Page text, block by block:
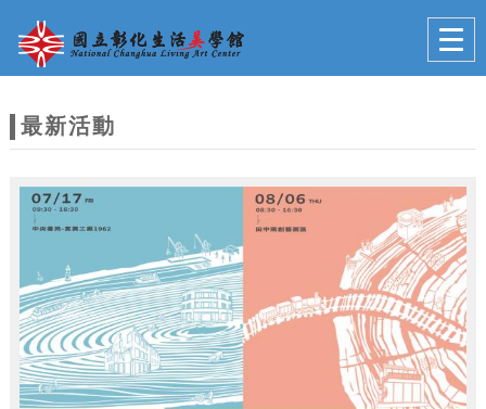
網
站
題
最新活動